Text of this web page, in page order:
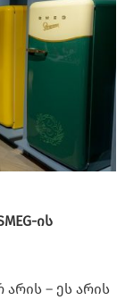
ის
– ეს არის